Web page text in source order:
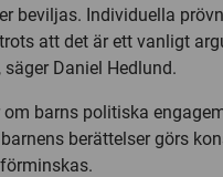
beviljas. Individuella
att det är ett vanligt
Daniel Hedlund.
barns politiska
berättelser görs